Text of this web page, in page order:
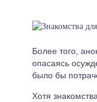
Более того,
опасаясь
было бы
Хотя